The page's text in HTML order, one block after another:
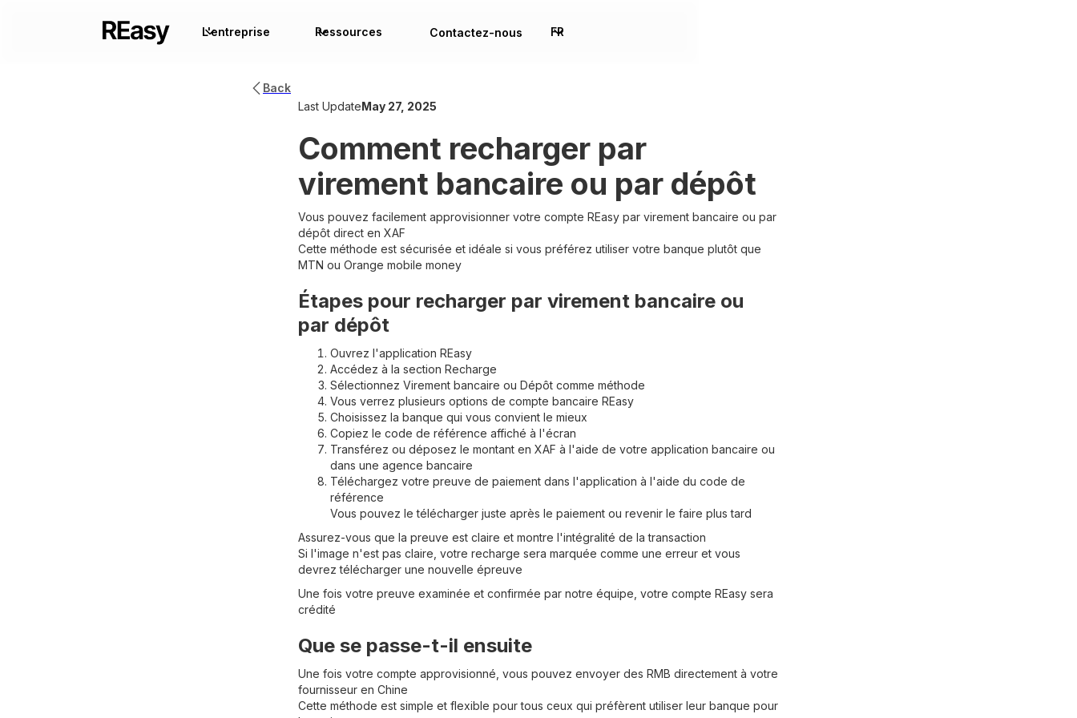
L'entreprise Ressources Contactez-nous FR
Back
Last UpdateMay 27, 2025
Comment recharger par
virement bancaire ou par dépôt
Vous pouvez facilement approvisionner votre compte REasy par virement bancaire ou par
dépôt direct en XAF
Cette méthode est sécurisée et idéale si vous préférez utiliser votre banque plutôt que
MTN ou Orange mobile money
Étapes pour recharger par virement bancaire ou
par dépôt
Ouvrez l'application REasy
Accédez à la section Recharge
Sélectionnez Virement bancaire ou Dépôt comme méthode
Vous verrez plusieurs options de compte bancaire REasy
Choisissez la banque qui vous convient le mieux
Copiez le code de référence affiché à l'écran
Transférez ou déposez le montant en XAF à l'aide de votre application bancaire ou
dans une agence bancaire
Téléchargez votre preuve de paiement dans l'application à l'aide du code de
référence
Vous pouvez le télécharger juste après le paiement ou revenir le faire plus tard
Assurez-vous que la preuve est claire et montre l'intégralité de la transaction
Si l'image n'est pas claire, votre recharge sera marquée comme une erreur et vous
devrez télécharger une nouvelle épreuve
Une fois votre preuve examinée et confirmée par notre équipe, votre compte REasy sera
crédité
Que se passe-t-il ensuite
Une fois votre compte approvisionné, vous pouvez envoyer des RMB directement à votre
fournisseur en Chine
Cette méthode est simple et flexible pour tous ceux qui préfèrent utiliser leur banque pour